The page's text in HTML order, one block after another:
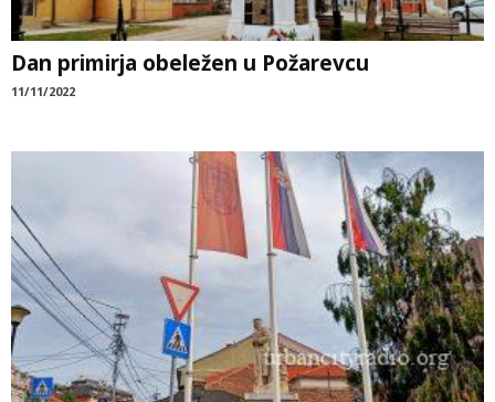
Dan primirja obeležen u Požarevcu
11/11/2022